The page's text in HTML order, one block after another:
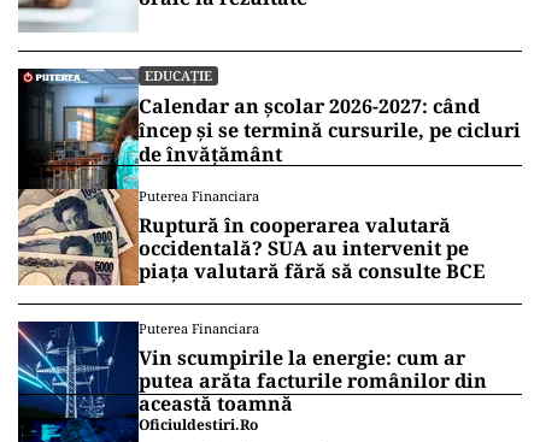
EDUCAȚIE
Calendar an școlar 2026-2027: când
încep și se termină cursurile, pe cicluri
de învățământ
Puterea Financiara
Ruptură în cooperarea valutară
occidentală? SUA au intervenit pe
piața valutară fără să consulte BCE
Puterea Financiara
Vin scumpirile la energie: cum ar
putea arăta facturile românilor din
această toamnă
Oficiuldestiri.ro